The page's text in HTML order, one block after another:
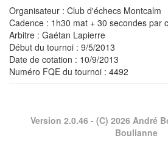
Organisateur : Club d'échecs Montcalm
Cadence : 1h30 mat + 30 secondes par
Arbitre : Gaétan Lapierre
Début du tournoi : 9/5/2013
Date de cotation : 10/9/2013
Numéro FQE du tournoi : 4492
Version 2.0.46 - (C) 2026 André
Boulianne